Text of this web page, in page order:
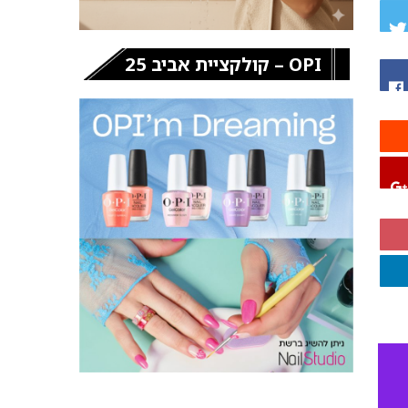
OPI – קולקציית אביב 25